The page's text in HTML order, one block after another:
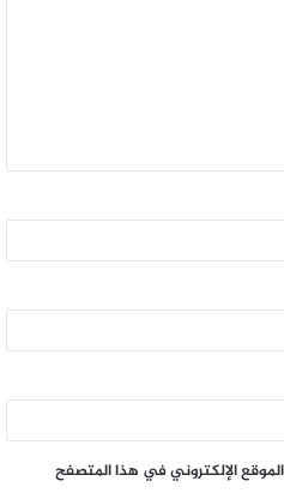
الإلكتروني في هذا المتصفح